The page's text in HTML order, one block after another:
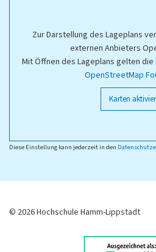
Zur Darstellung des Lageplans
externen Anbieters
Mit Öffnen des Lageplans gelten die
OpenStreetMap
Karten
Diese Einstellung kann jederzeit in den
© 2026 Hochschule Hamm-Lippstadt